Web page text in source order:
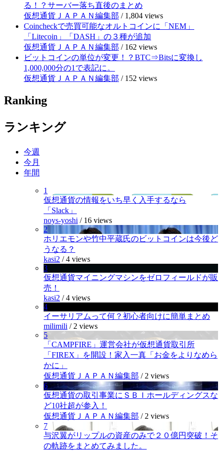
る！？サーバー落ち直後のまとめ
仮想通貨ＪＡＰＡＮ編集部 / 1,804 views
Coincheckで売買可能なオルトコインに「NEM」
「Litecoin」「DASH」の３種が追加
仮想通貨ＪＡＰＡＮ編集部 / 162 views
ビットコインの単位が変更！？BTC⇒Bitsに変換し
1,000,000分の1で表記に。
仮想通貨ＪＡＰＡＮ編集部 / 152 views
Ranking
ランキング
今週
今月
年間
1
仮想通貨の情報をいち早く入手するなら
「Slack」
noys-yoshi / 16 views
2
ホリエモンや竹中平蔵氏のビットコインは今後ど
うなる？
kasi2 /4 views
3
仮想通貨マイニングマシンをゼロフィールドが販
売！
kasi2 /4 views
4
イーサリアムって何？初心者向けに簡単まとめ
milimili / 2 views
5
「CAMPFIRE」運営会社が仮想通貨取引所
「FIREX」を開設！家入一真「お金をよりなめら
かに」
仮想通貨ＪＡＰＡＮ編集部 / 2 views
6
仮想通貨の取引事業にＳＢＩホールディングスな
ど10社超が参入！
仮想通貨ＪＡＰＡＮ編集部 / 2 views
7
与沢翼がリップルの資産のみで２０億円突破！そ
の軌跡をまとめてみました。